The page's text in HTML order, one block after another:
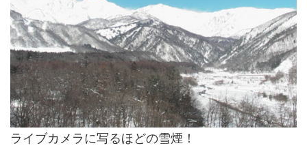
ライブカメラに写るほどの雪煙！